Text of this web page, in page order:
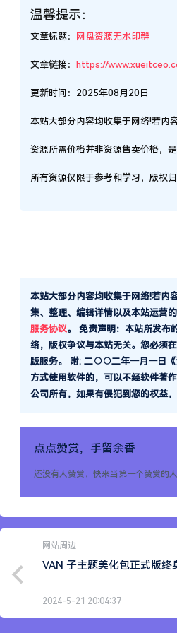
温馨提示：
文章标题： 网盘资源无水印群
文章链接： https://
更新时间：2025年08月20日
本站大部分内容均收集于网络!若内
资源所需价格并非资源售卖价格，
所有资源仅限于参考和学习，版权
本站大部分内容均收集于网络!若内
集、整理、编辑详情以及本站运营
服务协议。
免责声明：本站所发布
络，版权争议与本站无关。您必须
版服务。 附: 二○○二年一月一日《
方式使用软件的，可以不经软件著
公司所有，如果有侵犯到您的权益
点点赞赏，手留余香
还没有人赞赏，快来当第一个赞赏的人
网站周边
VAN 子主题美化包正式版终
2024-5-21 20:04:37